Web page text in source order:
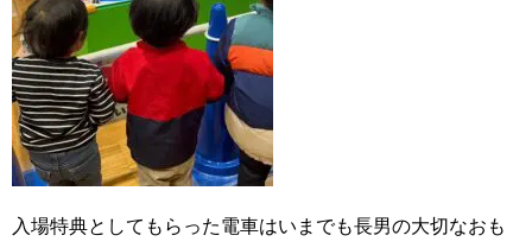
入場特典としてもらった電車はいまでも長男の大切なおも